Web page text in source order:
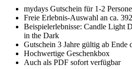
mydays Gutschein für 1-2
Freie Erlebnis-Auswahl an ca.
Beispielerlebnisse: Candle Light
in the Dark
Gutschein 3 Jahre gültig ab Ende
Hochwertige Geschenkbox
Auch als PDF sofort verfügbar